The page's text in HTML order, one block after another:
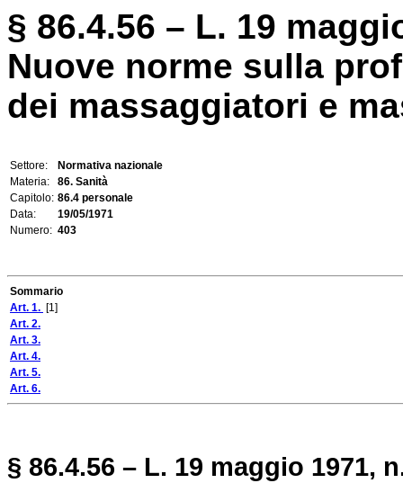
§ 86.4.56 – L. 19
Nuove norme sulla
dei massaggiatori e
Settore:
Normativa nazionale
Materia:
86. Sanità
Capitolo: 86.4 personale
Data:
19/05/1971
Numero: 403
Sommario
Art. 1. [1]
Art. 2.
Art. 3.
Art. 4.
Art. 5.
Art. 6.
§ 86.4.56 – L. 19 maggio 1971,